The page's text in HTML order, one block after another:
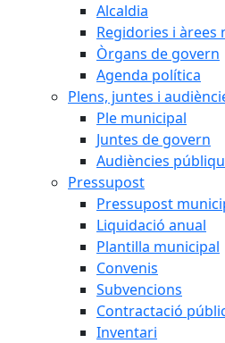
Alcaldia
Regidories i àrees
Òrgans de govern
Agenda política
Plens, juntes i
Ple municipal
Juntes de govern
Audiències
Pressupost
Pressupost
Liquidació anual
Plantilla municipal
Convenis
Subvencions
Contractació
Inventari